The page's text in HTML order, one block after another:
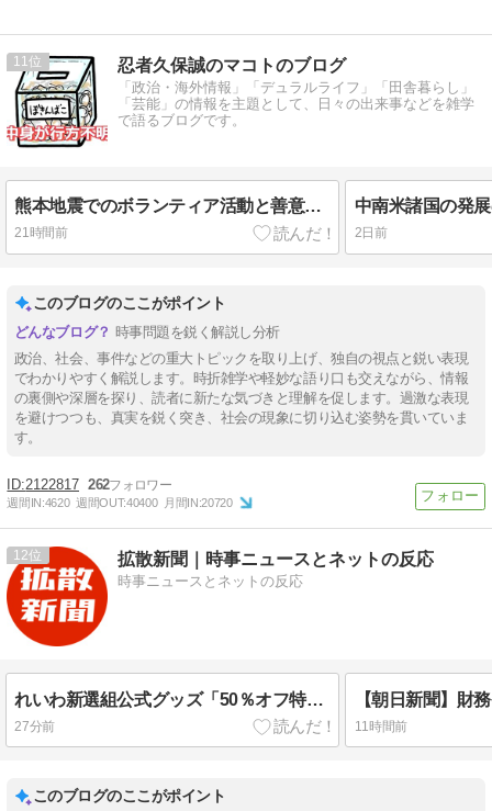
11 忍者久保誠のマコトのブログ
「政治・海外情報」「デュラルライフ」「田舎暮らし」
「芸能」の情報を主題として、日々の出来事などを雑学
で語るブログです。
熊本地震でのボランティア活動と善意の寄付には気をつけよう
21時間前 2日前
このブログのここがポイント
時事問題を鋭く解説し分析
政治、社会、事件などの重大トピックを取り上げ、独自の視点と鋭い表現
でわかりやすく解説します。時折雑学や軽妙な語り口も交えながら、情報
の裏側や深層を探り、読者に新たな気づきと理解を促します。過激な表現
を避けつつも、真実を鋭く突き、社会の現象に切り込む姿勢を貫いていま
す。
2122817 262
週間IN:4620 週間OUT:40400 月間IN:20720
12 拡散新聞｜時事ニュースとネットの反応
時事ニュースとネットの反応
れいわ新選組公式グッズ「50％オフ特別セール」のお知らせ ➾ ネット「タダでもいらんもんが半額になったところで…」「逆にこれを買う奴の名簿が高く売れるだろ」
27分前 11時間前
このブログのここがポイント